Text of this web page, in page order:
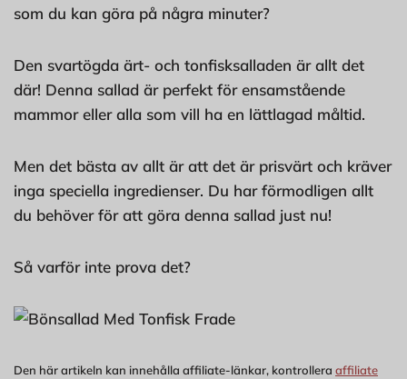
som du kan göra på några minuter?
Den svartögda ärt- och tonfisksalladen är allt det
där! Denna sallad är perfekt för ensamstående
mammor eller alla som vill ha en lättlagad måltid.
Men det bästa av allt är att det är prisvärt och kräver
inga speciella ingredienser. Du har förmodligen allt
du behöver för att göra denna sallad just nu!
Så varför inte prova det?
Den här artikeln kan innehålla affiliate-länkar, kontrollera affiliate